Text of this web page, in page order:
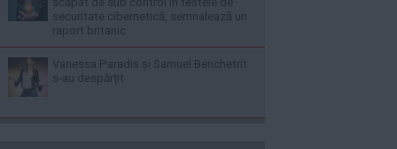
securitate cibernetică, semnalează un
raport britanic
Vanessa Paradis și Samuel Benchetrit
s-au despărțit